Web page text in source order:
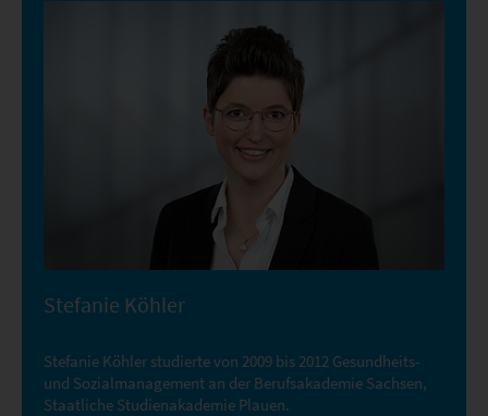
Stefanie Köhler
Stefanie Köhler studierte von 2009 bis 2012 Gesundheits-
und Sozialmanagement an der Berufsakademie Sachsen,
Staatliche Studienakademie Plauen.